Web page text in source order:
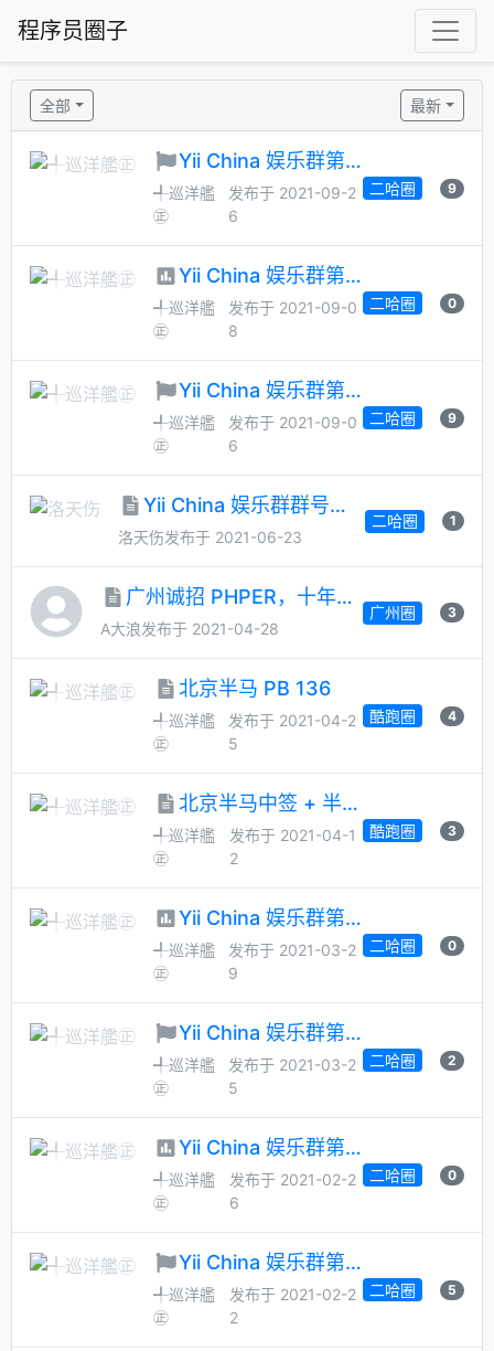
程序员圈子
全部 最新
Yii China 娱乐群第 54 次管理员月选候选人征集
╃巡洋艦
㊣
发布于 2021-09-2
6
二哈圈 9
Yii China 娱乐群第 53 次管理员大选
╃巡洋艦
㊣
发布于 2021-09-0
8
二哈圈 0
Yii China 娱乐群第 53 次管理员月选候选人征集
╃巡洋艦
㊣
发布于 2021-09-0
6
二哈圈 9
Yii China 娱乐群群号：260838915
洛天伤发布于 2021-06-23
二哈圈 1
广州诚招 PHPER，十年大牛带头
A大浪发布于 2021-04-28
广州圈 3
北京半马 PB 136
╃巡洋艦
㊣
发布于 2021-04-2
5
酷跑圈 4
北京半马中签 + 半马 PB 137
╃巡洋艦
㊣
发布于 2021-04-1
2
酷跑圈 3
Yii China 娱乐群第 52 次管理员大选
╃巡洋艦
㊣
发布于 2021-03-2
9
二哈圈 0
Yii China 娱乐群第 52 次管理员月选候选人征集
╃巡洋艦
㊣
发布于 2021-03-2
5
二哈圈 2
Yii China 娱乐群第 51 次管理员大选
╃巡洋艦
㊣
发布于 2021-02-2
6
二哈圈 0
Yii China 娱乐群第 51 次管理员月选候选人征集
╃巡洋艦
㊣
发布于 2021-02-2
2
二哈圈 5